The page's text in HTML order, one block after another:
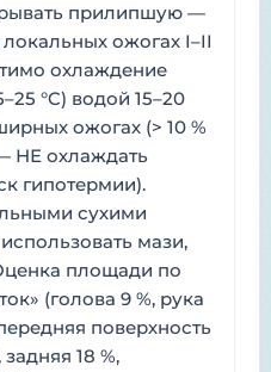
прилипшую —
ожогах I–II
охлаждение
°C) водой 15–20
ожогах (> 10 %
НЕ охлаждать
гипотермии).
сухими
мази,
площади по
(голова 9 %, рука
поверхность
18 %,